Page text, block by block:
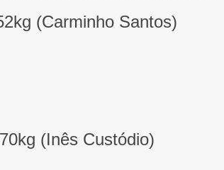
(Carminho Santos)
(Inês Custódio)